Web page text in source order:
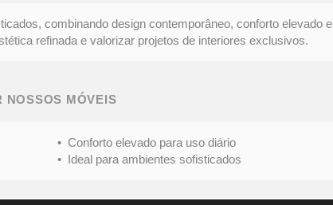
combinando design contemporâneo, conforto elevado e
refinada e valorizar projetos de interiores exclusivos.
NOSSOS MÓVEIS
• Conforto elevado para uso diário
• Ideal para ambientes sofisticados